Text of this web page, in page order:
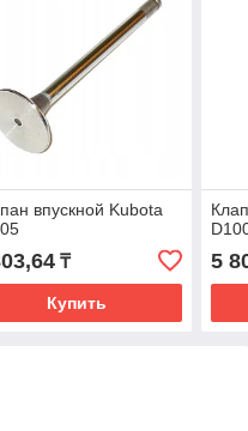
впускной Kubota
₸
Купить
5